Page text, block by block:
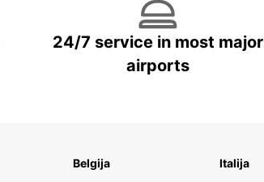
24/7 service in most major
airports
Belgija
Italija